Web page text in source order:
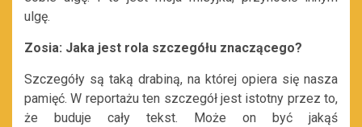
ulgę.
Zosia: Jaka jest rola szczegółu znaczącego?
Szczegóły są taką drabiną, na której opiera się nasza
pamięć. W reportażu ten szczegół jest istotny przez to,
że buduje cały tekst. Może on być jakąś